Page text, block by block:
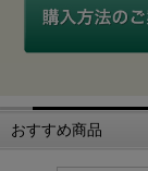
おすすめ商品